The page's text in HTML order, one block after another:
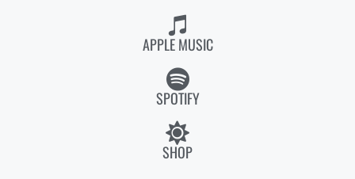
APPLE MUSIC
SPOTIFY
SHOP